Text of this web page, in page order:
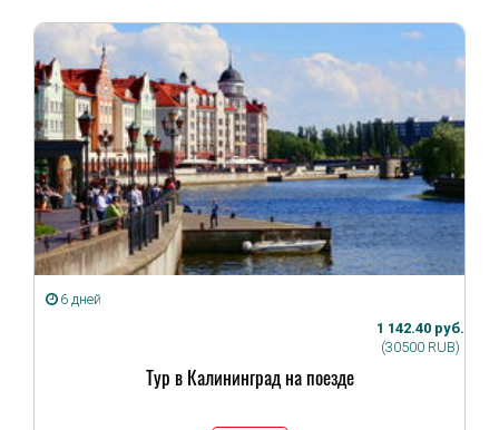
6 дней
1 142.40 руб.
(30500 RUB)
Тур в Калининград на поезде